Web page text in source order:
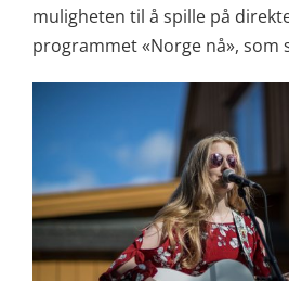
muligheten til å spille på
programmet «Norge nå», som